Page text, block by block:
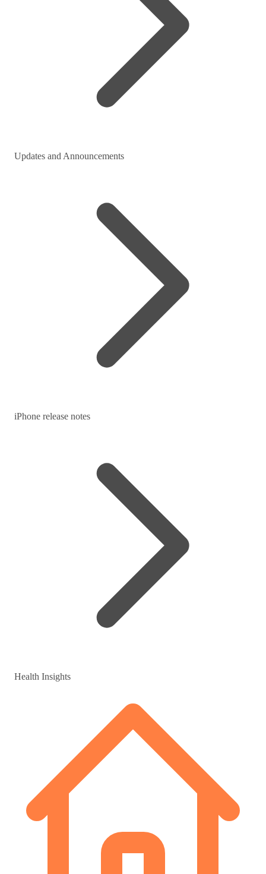
Updates and Announcements
iPhone release notes
Health Insights